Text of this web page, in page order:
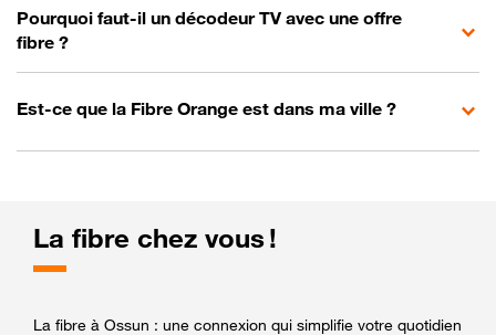
Pourquoi faut-il un décodeur TV avec une offre
fibre ?
Est-ce que la Fibre Orange est dans ma ville ?
La fibre chez vous !
La fibre à Ossun : une connexion qui simplifie votre quotidien